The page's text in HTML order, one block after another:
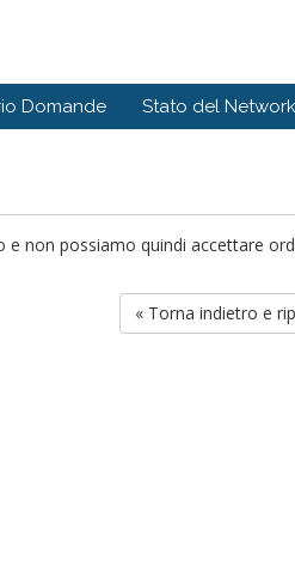
Domande Stato del Network
non possiamo quindi accettare
« Torna indietro e